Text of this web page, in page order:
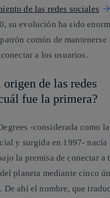
de las redes sociales
su evolución ha sido
común de mantenerse
a los usuarios.
origen de las redes
fue la primera?
-considerada como la
y surgida en 1997- nacía
la premisa de conectar a
planeta mediante cinco
De ahí el nombre, que